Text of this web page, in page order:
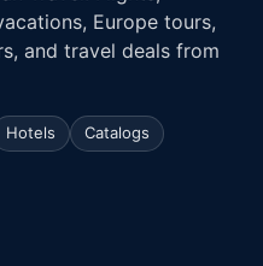
Europe tours,
and travel deals from
Hotels
Catalogs